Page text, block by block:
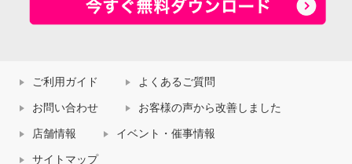
ご利用ガイド よくあるご質問
お問い合わせ お客様の声から改善しました
店舗情報 イベント・催事情報
サイトマップ